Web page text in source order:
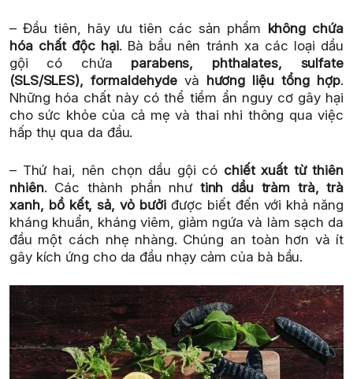
– Đầu tiên, hãy ưu tiên các sản phẩm không chứa
hóa chất độc hại. Bà bầu nên tránh xa các loại dầu
gội có chứa parabens, phthalates, sulfate
(SLS/SLES), formaldehydevà hương liệu tổng hợp.
Những hóa chất này có thể tiềm ẩn nguy cơ gây hại
cho sức khỏe của cả mẹ và thai nhi thông qua việc
hấp thụ qua da đầu.
– Thứ hai, nên chọn dầu gội có chiết xuất từ thiên
nhiên. Các thành phần như tinh dầu tràm trà, trà
xanh, bồ kết, sả, vỏ bưởiđược biết đến với khả năng
kháng khuẩn, kháng viêm, giảm ngứa và làm sạch da
đầu một cách nhẹ nhàng. Chúng an toàn hơn và ít
gây kích ứng cho da đầu nhạy cảm của bà bầu.